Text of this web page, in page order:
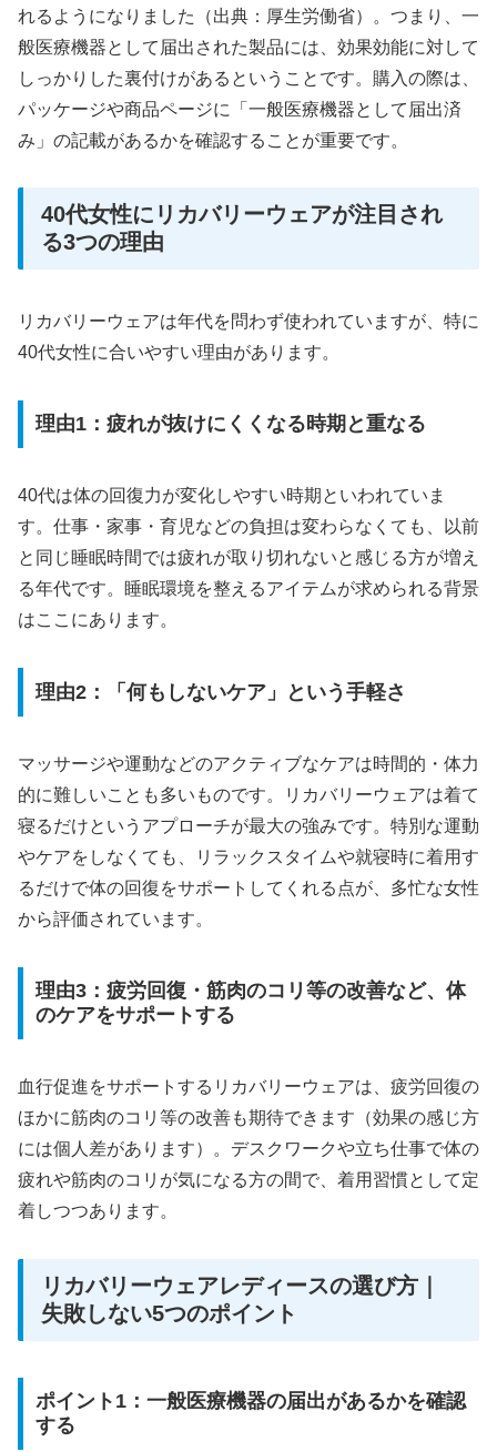
れるようになりました（出典：厚生労働省）。つまり、一
般医療機器として届出された製品には、効果効能に対して
しっかりした裏付けがあるということです。購入の際は、
パッケージや商品ページに「一般医療機器として届出済
み」の記載があるかを確認することが重要です。
40代女性にリカバリーウェアが注目され
る3つの理由
リカバリーウェアは年代を問わず使われていますが、特に
40代女性に合いやすい理由があります。
理由1：疲れが抜けにくくなる時期と重なる
40代は体の回復力が変化しやすい時期といわれていま
す。仕事・家事・育児などの負担は変わらなくても、以前
と同じ睡眠時間では疲れが取り切れないと感じる方が増え
る年代です。睡眠環境を整えるアイテムが求められる背景
はここにあります。
理由2：「何もしないケア」という手軽さ
マッサージや運動などのアクティブなケアは時間的・体力
的に難しいことも多いものです。リカバリーウェアは着て
寝るだけというアプローチが最大の強みです。特別な運動
やケアをしなくても、リラックスタイムや就寝時に着用す
るだけで体の回復をサポートしてくれる点が、多忙な女性
から評価されています。
理由3：疲労回復・筋肉のコリ等の改善など、体
のケアをサポートする
血行促進をサポートするリカバリーウェアは、疲労回復の
ほかに筋肉のコリ等の改善も期待できます（効果の感じ方
には個人差があります）。デスクワークや立ち仕事で体の
疲れや筋肉のコリが気になる方の間で、着用習慣として定
着しつつあります。
リカバリーウェアレディースの選び方｜
失敗しない5つのポイント
ポイント1：一般医療機器の届出があるかを確認
する